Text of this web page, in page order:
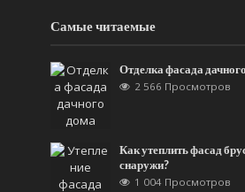
Самые читаемые
Отделка фасада
2 566 Просмотров
Как утеплить фасад
снаружи?
1 004 Просмотров